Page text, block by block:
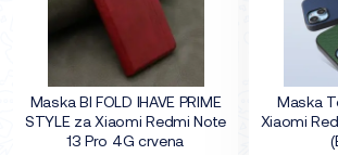
Maska BI FOLD IHAVE PRIME
STYLE za Xiaomi Redmi Note
13 Pro 4G crvena
Maska
Xiaomi